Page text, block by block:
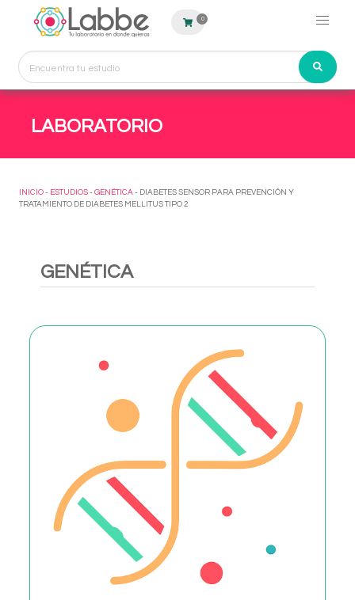
0
LABORATORIO
INICIO - ESTUDIOS - GENÉTICA - DIABETES SENSOR PARA PREVENCIÓN Y
TRATAMIENTO DE DIABETES MELLITUS TIPO 2
GENÉTICA